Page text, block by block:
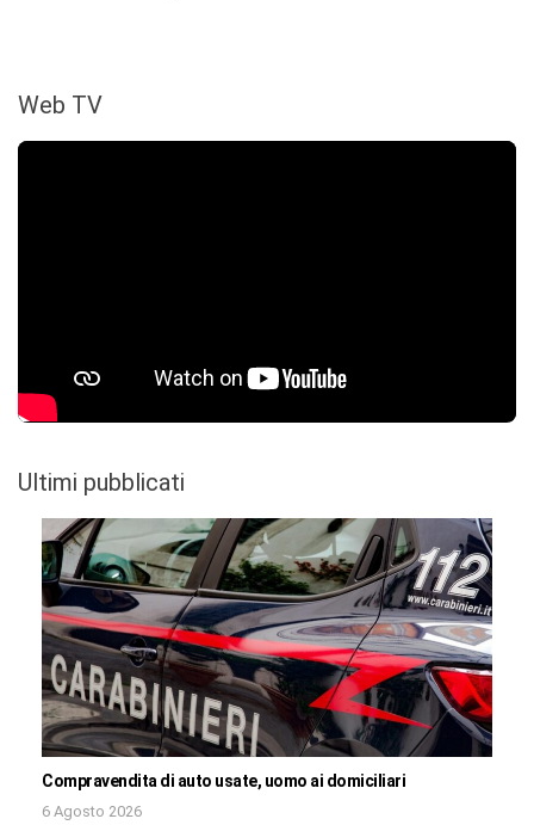
Web TV
Ultimi pubblicati
Compravendita di auto usate, uomo ai domiciliari
6 Agosto 2026